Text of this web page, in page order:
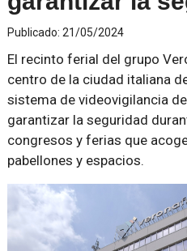
Publicado: 21/05/2024
El recinto ferial del grupo
centro de la ciudad italiana
sistema de videovigilancia de
garantizar la seguridad
congresos y ferias que
pabellones y espacios.